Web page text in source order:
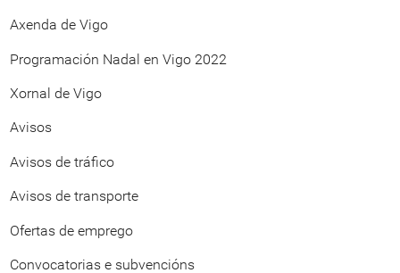
Axenda de Vigo
Programación Nadal en Vigo 2022
Xornal de Vigo
Avisos
Avisos de tráfico
Avisos de transporte
Ofertas de emprego
Convocatorias e subvencións